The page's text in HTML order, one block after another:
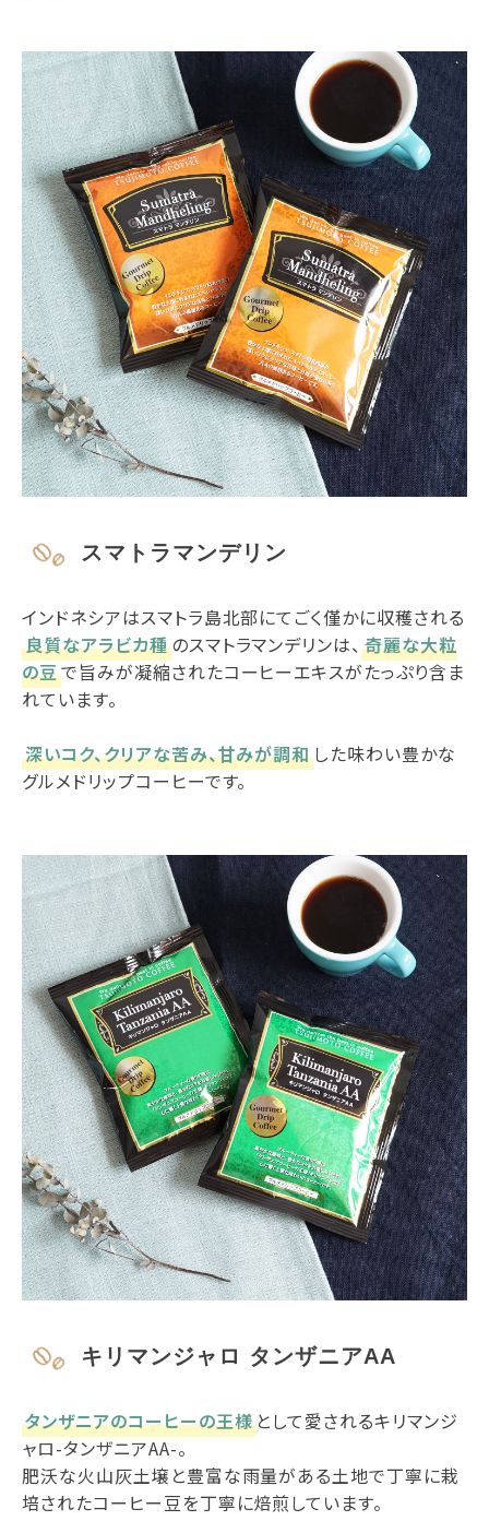
スマトラマンデリン
インドネシアはスマトラ島北部にてごく僅かに収穫される
良質なアラビカ種のスマトラマンデリンは、奇麗な大粒
の豆で旨みが凝縮されたコーヒーエキスがたっぷり含ま
れています。
深いコク、クリアな苦み、甘みが調和 した味わい豊かな
グルメドリップコーヒーです。
キリマンジャロ タンザニアAA
タンザニアのコーヒーの王様 として愛されるキリマンジ
ャロ-タンザニアAA-。
肥沃な火山灰土壌と豊富な雨量がある土地で丁寧に栽
培されたコーヒー豆を丁寧に焙煎しています。